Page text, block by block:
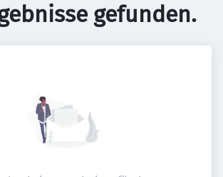
gefunden.